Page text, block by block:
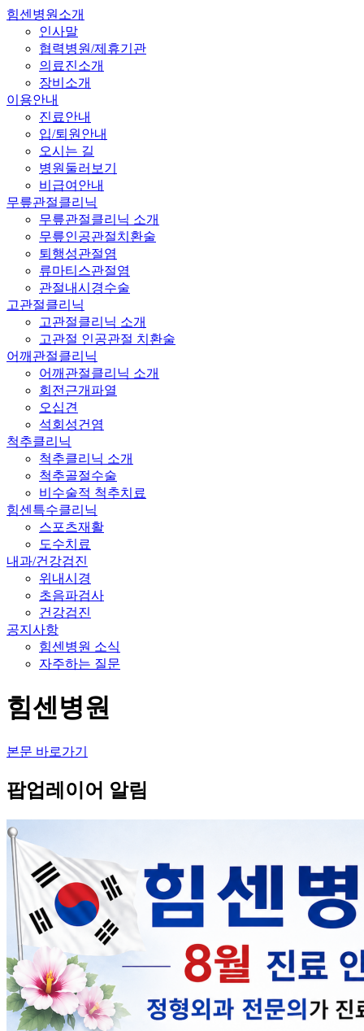
힘센병원소개
인사말
협력병원/제휴기관
의료진소개
장비소개
이용안내
진료안내
입/퇴원안내
오시는 길
병원둘러보기
비급여안내
무릎관절클리닉
무릎관절클리닉 소개
무릎인공관절치환술
퇴행성관절염
류마티스관절염
관절내시경수술
고관절클리닉
고관절클리닉 소개
고관절 인공관절 치환술
어깨관절클리닉
어깨관절클리닉 소개
회전근개파열
오십견
석회성건염
척추클리닉
척추클리닉 소개
척추골절수술
비수술적 척추치료
힘센특수클리닉
스포츠재활
도수치료
내과/건강검진
위내시경
초음파검사
건강검진
공지사항
힘센병원 소식
자주하는 질문
힘센병원
본문 바로가기
팝업레이어 알림